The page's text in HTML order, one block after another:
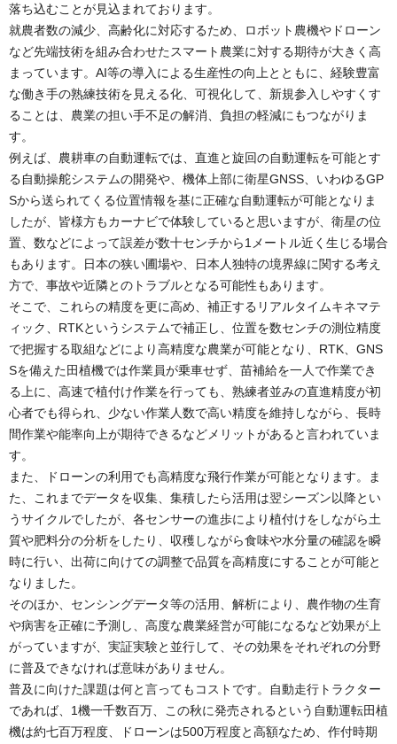
落ち込むことが見込まれております。
就農者数の減少、高齢化に対応するため、ロボット農機やドローン
など先端技術を組み合わせたスマート農業に対する期待が大きく高
まっています。AI等の導入による生産性の向上とともに、経験豊富
な働き手の熟練技術を見える化、可視化して、新規参入しやすくす
ることは、農業の担い手不足の解消、負担の軽減にもつながりま
す。
例えば、農耕車の自動運転では、直進と旋回の自動運転を可能とす
る自動操舵システムの開発や、機体上部に衛星GNSS、いわゆるGP
Sから送られてくる位置情報を基に正確な自動運転が可能となりま
したが、皆様方もカーナビで体験していると思いますが、衛星の位
置、数などによって誤差が数十センチから1メートル近く生じる場合
もあります。日本の狭い圃場や、日本人独特の境界線に関する考え
方で、事故や近隣とのトラブルとなる可能性もあります。
そこで、これらの精度を更に高め、補正するリアルタイムキネマテ
ィック、RTKというシステムで補正し、位置を数センチの測位精度
で把握する取組などにより高精度な農業が可能となり、RTK、GNS
Sを備えた田植機では作業員が乗車せず、苗補給を一人で作業でき
る上に、高速で植付け作業を行っても、熟練者並みの直進精度が初
心者でも得られ、少ない作業人数で高い精度を維持しながら、長時
間作業や能率向上が期待できるなどメリットがあると言われていま
す。
また、ドローンの利用でも高精度な飛行作業が可能となります。ま
た、これまでデータを収集、集積したら活用は翌シーズン以降とい
うサイクルでしたが、各センサーの進歩により植付けをしながら土
質や肥料分の分析をしたり、収穫しながら食味や水分量の確認を瞬
時に行い、出荷に向けての調整で品質を高精度にすることが可能と
なりました。
そのほか、センシングデータ等の活用、解析により、農作物の生育
や病害を正確に予測し、高度な農業経営が可能になるなど効果が上
がっていますが、実証実験と並行して、その効果をそれぞれの分野
に普及できなければ意味がありません。
普及に向けた課題は何と言ってもコストです。自動走行トラクター
であれば、1機一千数百万、この秋に発売されるという自動運転田植
機は約七百万程度、ドローンは500万程度と高額なため、作付時期